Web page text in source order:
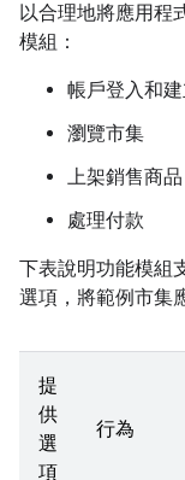
以合理地將應用程
模組：
帳戶登入和
瀏覽市集
上架銷售商品
處理付款
下表說明功能模組
選項，將範例市集
提
供
選
項
行為